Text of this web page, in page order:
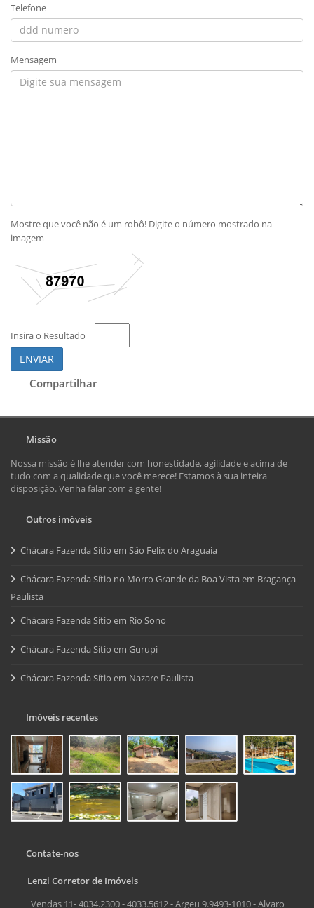
Telefone
Mensagem
Mostre que você não é um robô! Digite o número mostrado na
imagem
Insira o Resultado
ENVIAR
Compartilhar
Missão
Nossa missão é lhe atender com honestidade, agilidade e acima de
tudo com a qualidade que você merece! Estamos à sua inteira
disposição. Venha falar com a gente!
Outros imóveis
Chácara Fazenda Sítio em São Felix do Araguaia
Chácara Fazenda Sítio no Morro Grande da Boa Vista em Bragança
Paulista
Chácara Fazenda Sítio em Rio Sono
Chácara Fazenda Sítio em Gurupi
Chácara Fazenda Sítio em Nazare Paulista
Imóveis recentes
Contate-nos
Lenzi Corretor de Imóveis
Vendas 11- 4034.2300 - 4033.5612 - Argeu 9.9493-1010 - Alvaro